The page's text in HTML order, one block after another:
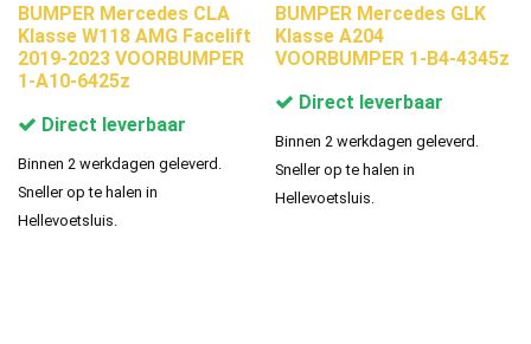
BUMPER Mercedes CLA
Klasse W118 AMG Facelift
2019-2023 VOORBUMPER
1-A10-6425z
Direct leverbaar
Binnen 2 werkdagen geleverd.
Sneller op te halen in
Hellevoetsluis.
BUMPER Mercedes GLK
Klasse A204
VOORBUMPER 1-B4-4345z
Direct leverbaar
Binnen 2 werkdagen geleverd.
Sneller op te halen in
Hellevoetsluis.